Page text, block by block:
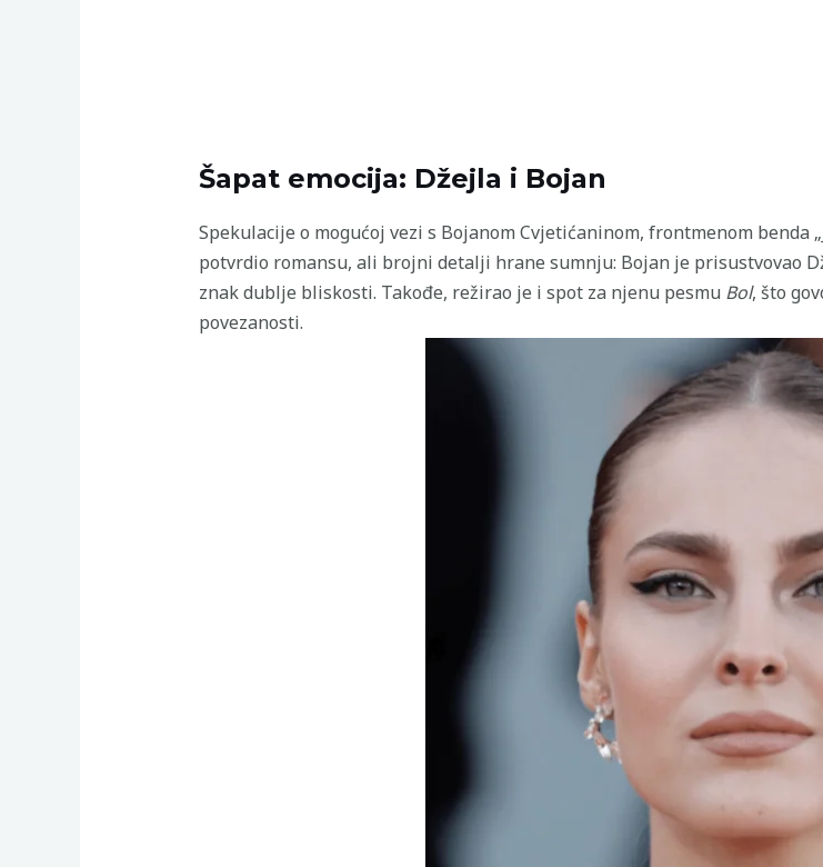
Šapat emocija: Džejla i Bojan
Spekulacije o mogućoj vezi s Bojanom Cvjetićaninom, frontmenom
potvrdio romansu, ali brojni detalji hrane sumnju: Bojan je prisustvovao
znak dublje bliskosti. Takođe, režirao je i spot za njenu pesmu Bol, što
povezanosti.